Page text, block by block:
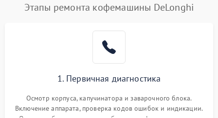
Этапы ремонта кофемашины DeLonghi
1. Первичная диагностика
Осмотр корпуса, капучинатора и заварочного блока.
Включение аппарата, проверка кодов ошибок и индикации.